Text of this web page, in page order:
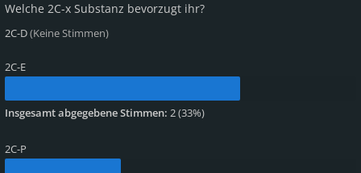
Welche 2C-x Substanz bevorzugt ihr?
2C-D(Keine Stimmen)
2C-E
Insgesamt abgegebene Stimmen: 2(33%)
2C-P